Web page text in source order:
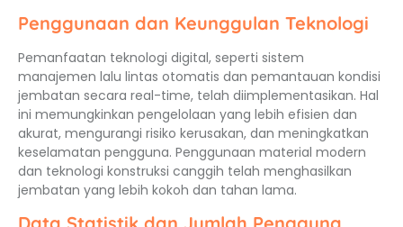
Penggunaan dan Keunggulan Teknologi
Pemanfaatan teknologi digital, seperti sistem
manajemen lalu lintas otomatis dan pemantauan kondisi
jembatan secara real-time, telah diimplementasikan. Hal
ini memungkinkan pengelolaan yang lebih efisien dan
akurat, mengurangi risiko kerusakan, dan meningkatkan
keselamatan pengguna. Penggunaan material modern
dan teknologi konstruksi canggih telah menghasilkan
jembatan yang lebih kokoh dan tahan lama.